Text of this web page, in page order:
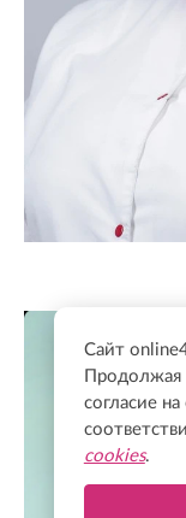
Сайт
Продолжая
согласие
cookies.